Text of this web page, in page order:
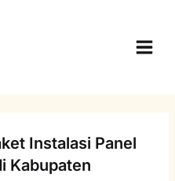
Instalasi Panel
Kabupaten